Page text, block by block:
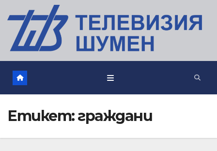
Етикет:граждани